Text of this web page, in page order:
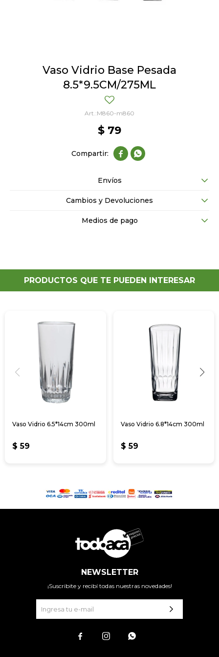
Vaso Vidrio Base Pesada
8.5*9.5CM/275ML
M860-m860
$ 79
 
Envíos
Cambios y Devoluciones
Medios de pago
PRODUCTOS QUE TE PUEDEN INTERESAR
Vaso Vidrio 6.5*14cm 300ml
$ 59
Vaso Vidrio 6.8*14cm 300ml
$ 59
NEWSLETTER
¡Suscribite y recibí todas nuestras novedades!
  